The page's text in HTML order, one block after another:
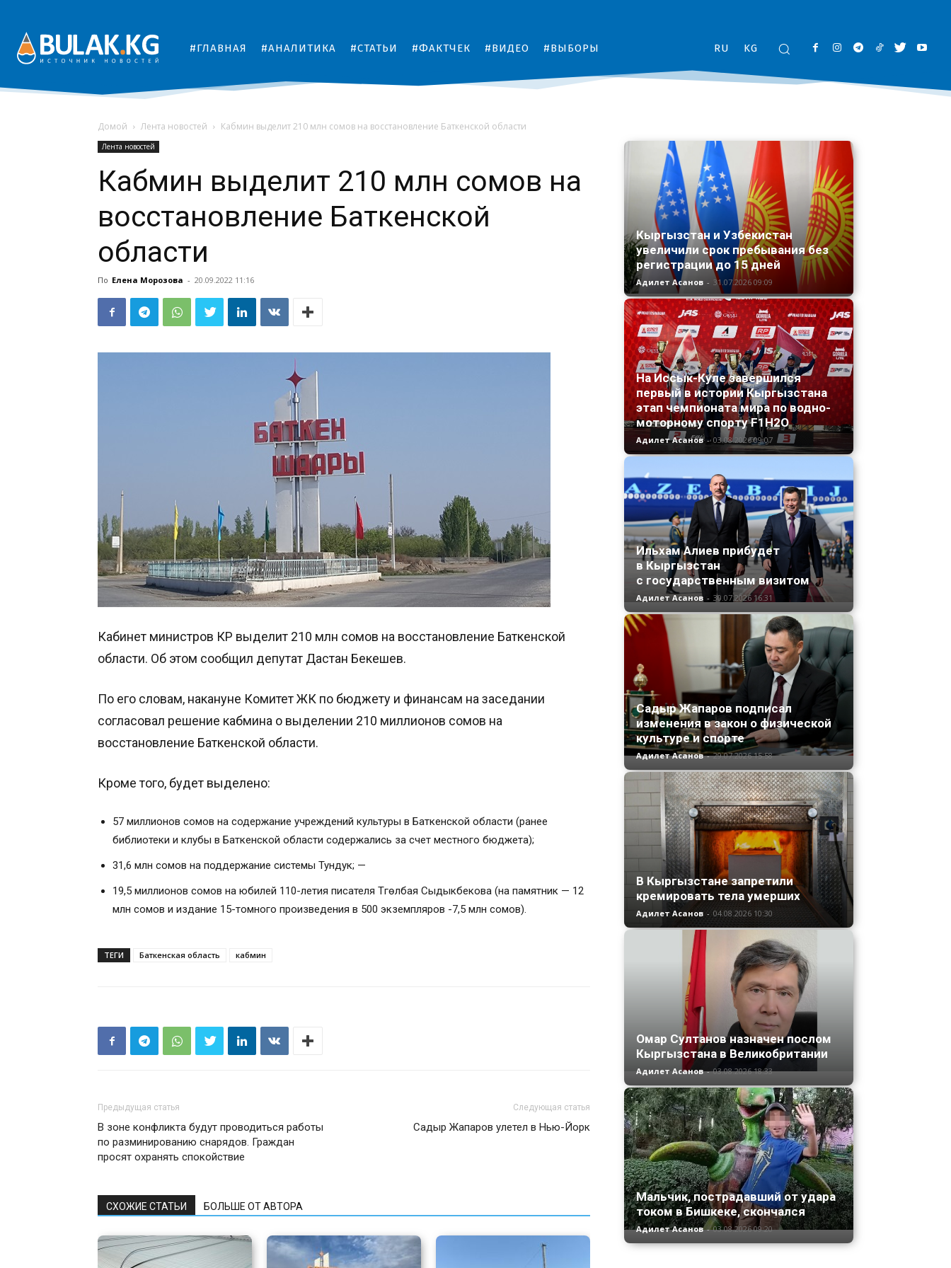
#ГЛАВНАЯ #АНАЛИТИКА #СТАТЬИ #ФАКТЧЕК #ВИДЕО #ВЫБОРЫ RU KG
Домой Лента новостей Кабмин выделит 210 млн сомов на восстановление Баткенской области
Лента новостей
Кабмин выделит 210 млн сомов на
восстановление Баткенской
области
По Елена Морозова - 20.09.2022 11:16
Кабинет министров КР выделит 210 млн сомов на восстановление Баткенской
области. Об этом сообщил депутат Дастан Бекешев.
По его словам, накануне Комитет ЖК по бюджету и финансам на заседании
согласовал решение кабмина о выделении 210 миллионов сомов на
восстановление Баткенской области.
Кроме того, будет выделено:
57 миллионов сомов на содержание учреждений культуры в Баткенской области (ранее
библиотеки и клубы в Баткенской области содержались за счет местного бюджета);
31,6 млн сомов на поддержание системы Тундук; —
19,5 миллионов сомов на юбилей 110-летия писателя Түгөлбая Сыдыкбекова (на памятник — 12
млн сомов и издание 15-томного произведения в 500 экземпляров -7,5 млн сомов).
ТЕГИ Баткенская область кабмин
Предыдущая статья
В зоне конфликта будут проводиться работы
по разминированию снарядов. Граждан
просят охранять спокойствие
Следующая статья
Садыр Жапаров улетел в Нью-Йорк
СХОЖИЕ СТАТЬИ БОЛЬШЕ ОТ АВТОРА
Кыргызстан и Узбекистан
увеличили срок пребывания без
регистрации до 15 дней
Адилет Асанов - 31.07.2026 09:09
На Иссык-Куле завершился
первый в истории Кыргызстана
этап чемпионата мира по водно-
моторному спорту F1H2O
Адилет Асанов - 03.08.2026 09:07
Ильхам Алиев прибудет
в Кыргызстан
с государственным визитом
Адилет Асанов - 30.07.2026 16:31
Садыр Жапаров подписал
изменения в закон о физической
культуре и спорте
Адилет Асанов - 29.07.2026 15:58
В Кыргызстане запретили
кремировать тела умерших
Адилет Асанов - 04.08.2026 10:30
Омар Султанов назначен послом
Кыргызстана в Великобритании
Адилет Асанов - 03.08.2026 18:33
Мальчик, пострадавший от удара
током в Бишкеке, скончался
Адилет Асанов - 03.08.2026 09:20